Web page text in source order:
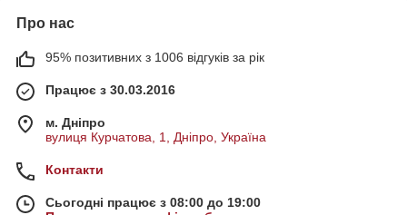
Про нас
95% позитивних з 1006 відгуків за рік
Працює з 30.03.2016
м. Дніпро
вулиця Курчатова, 1, Дніпро, Україна
Контакти
Сьогодні працює з 08:00 до 19:00